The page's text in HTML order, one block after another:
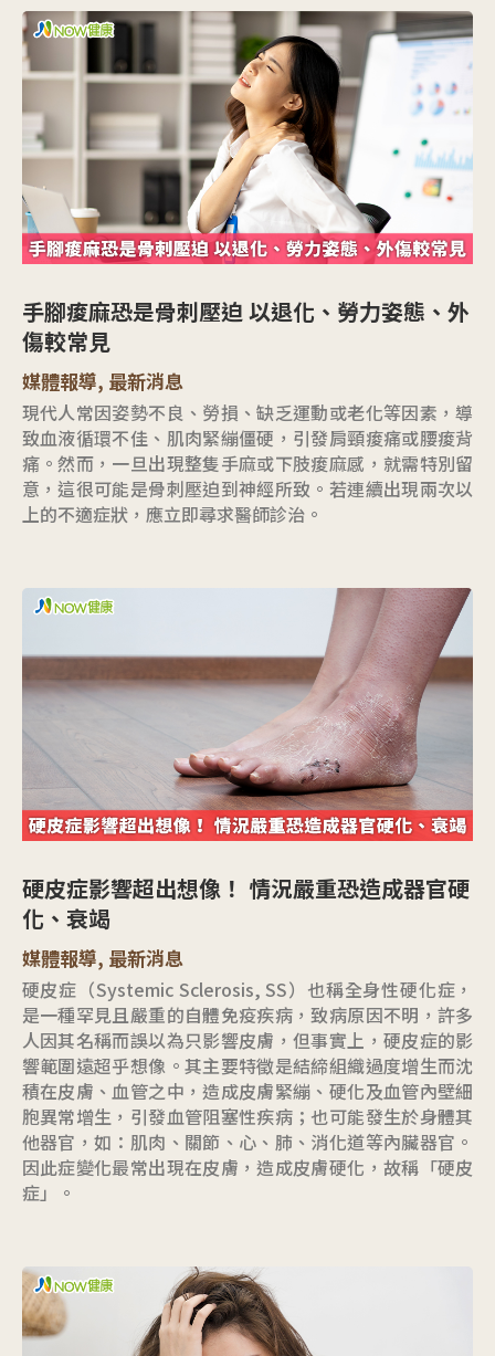
手腳痠麻恐是骨刺壓迫 以退化、勞力姿態、外
傷較常見
媒體報導, 最新消息
現代人常因姿勢不良、勞損、缺乏運動或老化等因素，導
致血液循環不佳、肌肉緊繃僵硬，引發肩頸痠痛或腰痠背
痛。然而，一旦出現整隻手麻或下肢痠麻感，就需特別留
意，這很可能是骨刺壓迫到神經所致。若連續出現兩次以
上的不適症狀，應立即尋求醫師診治。
硬皮症影響超出想像！ 情況嚴重恐造成器官硬
化、衰竭
媒體報導, 最新消息
硬皮症（Systemic Sclerosis, SS）也稱全身性硬化症，
是一種罕見且嚴重的自體免疫疾病，致病原因不明，許多
人因其名稱而誤以為只影響皮膚，但事實上，硬皮症的影
響範圍遠超乎想像。其主要特徵是結締組織過度增生而沈
積在皮膚、血管之中，造成皮膚緊繃、硬化及血管內壁細
胞異常增生，引發血管阻塞性疾病；也可能發生於身體其
他器官，如：肌肉、關節、心、肺、消化道等內臟器官。
因此症變化最常出現在皮膚，造成皮膚硬化，故稱「硬皮
症」。